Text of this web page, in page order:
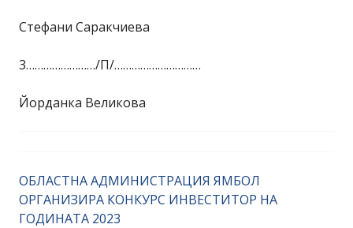
Стефани Саракчиева
3……………………/П/…………………………
Йорданка Великова
ОБЛАСТНА АДМИНИСТРАЦИЯ ЯМБОЛ
ОРГАНИЗИРА КОНКУРС ИНВЕСТИТОР НА
ГОДИНАТА 2023